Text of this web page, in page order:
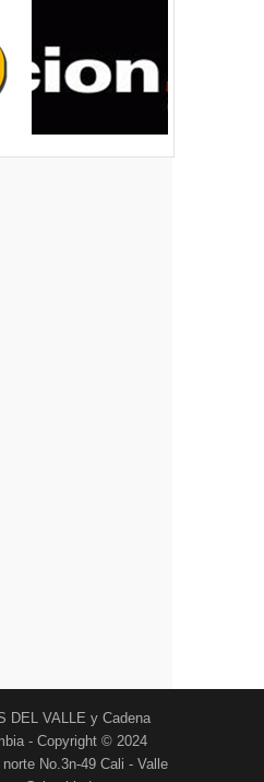
DEL VALLE y Cadena
- Copyright © 2024
No.3n-49 Cali - Valle